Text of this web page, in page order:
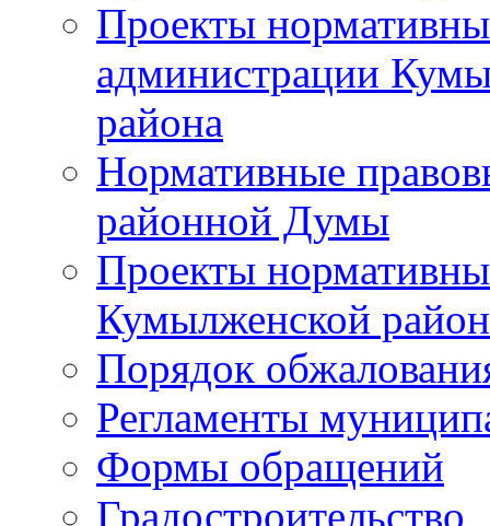
Проекты
администрации
района
Нормативные
районной Думы
Проекты
Кумылженской
Порядок
Регламенты
Формы обращений
Градостроительство